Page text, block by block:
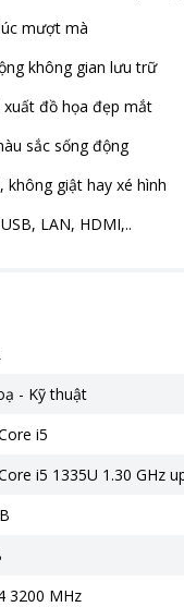
mượt mà
không gian lưu trữ
xuất đồ họa đẹp mắt
sắc sống động
không giật hay xé hình
LAN, HDMI,..
- Kỹ thuật
i5
i5 1335U 1.30 GHz
3200 MHz